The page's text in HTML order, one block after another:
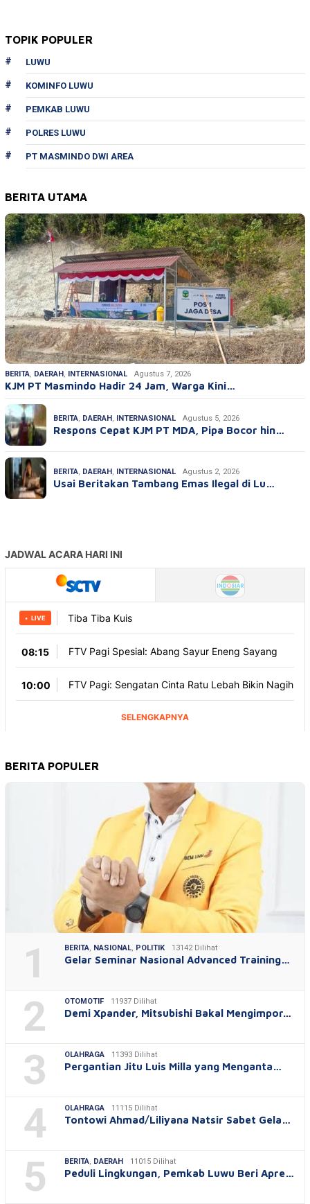
TOPIK POPULER
LUWU
KOMINFO LUWU
PEMKAB LUWU
POLRES LUWU
PT MASMINDO DWI AREA
BERITA UTAMA
BERITA, DAERAH, INTERNASIONAL Agustus 7, 2026
KJM PT Masmindo Hadir 24 Jam, Warga Kini…
BERITA, DAERAH, INTERNASIONAL Agustus 5, 2026
Respons Cepat KJM PT MDA, Pipa Bocor hin…
BERITA, DAERAH, INTERNASIONAL Agustus 2, 2026
Usai Beritakan Tambang Emas Ilegal di Lu…
BERITA POPULER
1 BERITA, NASIONAL, POLITIK 13142 Dilihat
Gelar Seminar Nasional Advanced Training…
2 OTOMOTIF 11937 Dilihat
Demi Xpander, Mitsubishi Bakal Mengimpor…
3 OLAHRAGA 11393 Dilihat
Pergantian Jitu Luis Milla yang Menganta…
4 OLAHRAGA 11115 Dilihat
Tontowi Ahmad/Liliyana Natsir Sabet Gela…
5 BERITA, DAERAH 11015 Dilihat
Peduli Lingkungan, Pemkab Luwu Beri Apre…